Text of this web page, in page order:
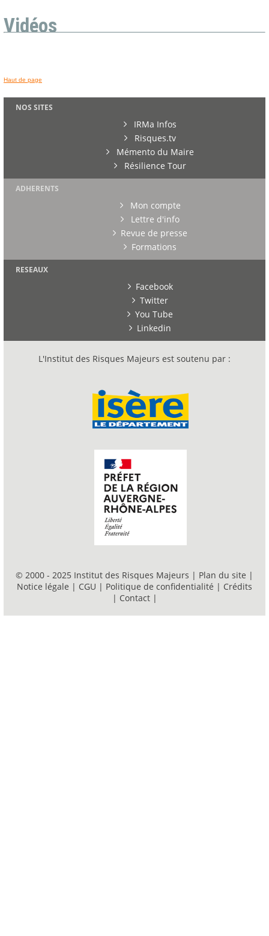
Vidéos
Haut de page
NOS SITES
IRMa Infos
Risques.tv
Mémento du Maire
Résilience Tour
ADHERENTS
Mon compte
Lettre d'info
Revue de presse
Formations
RESEAUX
Facebook
Twitter
You Tube
Linkedin
L'Institut des Risques Majeurs est soutenu par :
© 2000 - 2025 Institut des Risques Majeurs | Plan du site |
Notice légale | CGU | Politique de confidentialité | Crédits
| Contact |